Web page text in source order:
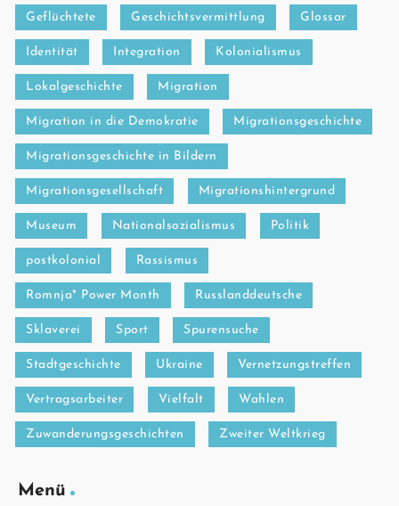
Geflüchtete Geschichtsvermittlung Glossar
Identität Integration Kolonialismus
Lokalgeschichte Migration
Migration in die Demokratie Migrationsgeschichte
Migrationsgeschichte in Bildern
Migrationsgesellschaft Migrationshintergrund
Museum Nationalsozialismus Politik
postkolonial Rassismus
Romnja* Power Month Russlanddeutsche
Sklaverei Sport Spurensuche
Stadtgeschichte Ukraine Vernetzungstreffen
Vertragsarbeiter Vielfalt Wahlen
Zuwanderungsgeschichten Zweiter Weltkrieg
Menü